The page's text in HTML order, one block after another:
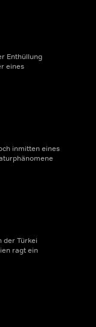
Enthüllung
eines
inmitten eines
der Türkei
ragt ein